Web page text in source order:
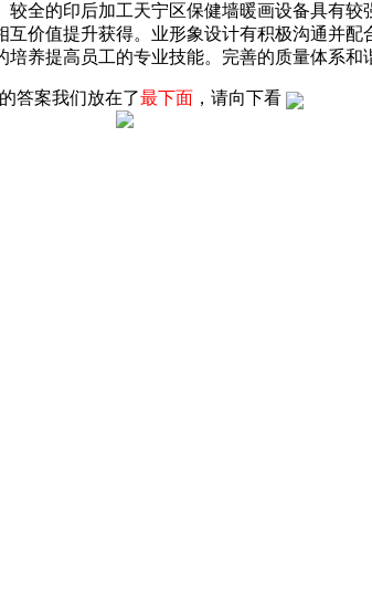
全的印后加工天宁区保健墙暖画设备具有
价值提升获得。业形象设计有积极沟通并
养提高员工的专业技能。完善的质量体系和
答案我们放在了最下面 ，请向下看